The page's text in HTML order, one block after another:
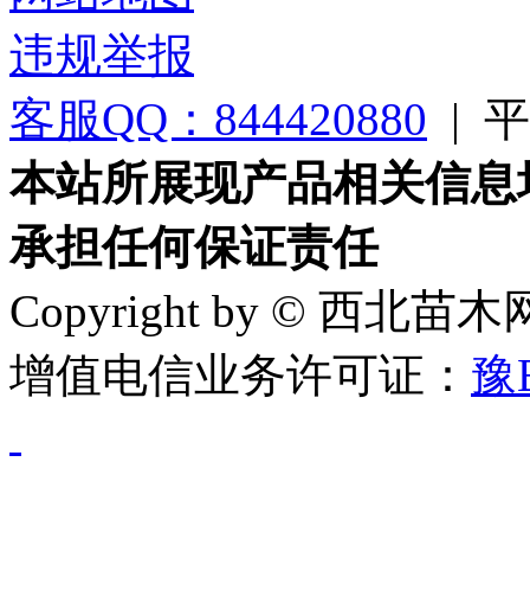
违规举报
客服QQ：844420880 |
本站所展现产品相关信
承担任何保证责任
Copyright by © 西北苗木
增值电信业务许可证： 豫